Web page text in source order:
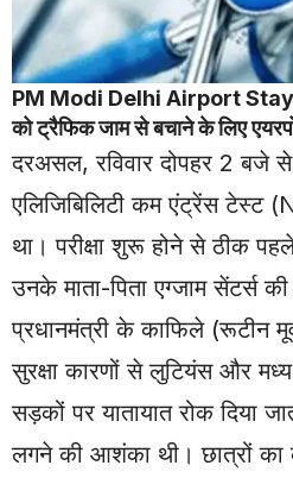
PM Modi Delhi Airport Stay
को ट्रैफिक जाम से बचाने के लिए
दरअसल, रविवार दोपहर 2 बजे
एलिजिबिलिटी कम एंट्रेंस टेस्ट
था। परीक्षा शुरू होने से ठीक
उनके माता-पिता एग्जाम सेंटर्स
प्रधानमंत्री के काफिले (रूटीन
सुरक्षा कारणों से लुटियंस और
सड़कों पर यातायात रोक दिया
लगने की आशंका थी। छात्रों का